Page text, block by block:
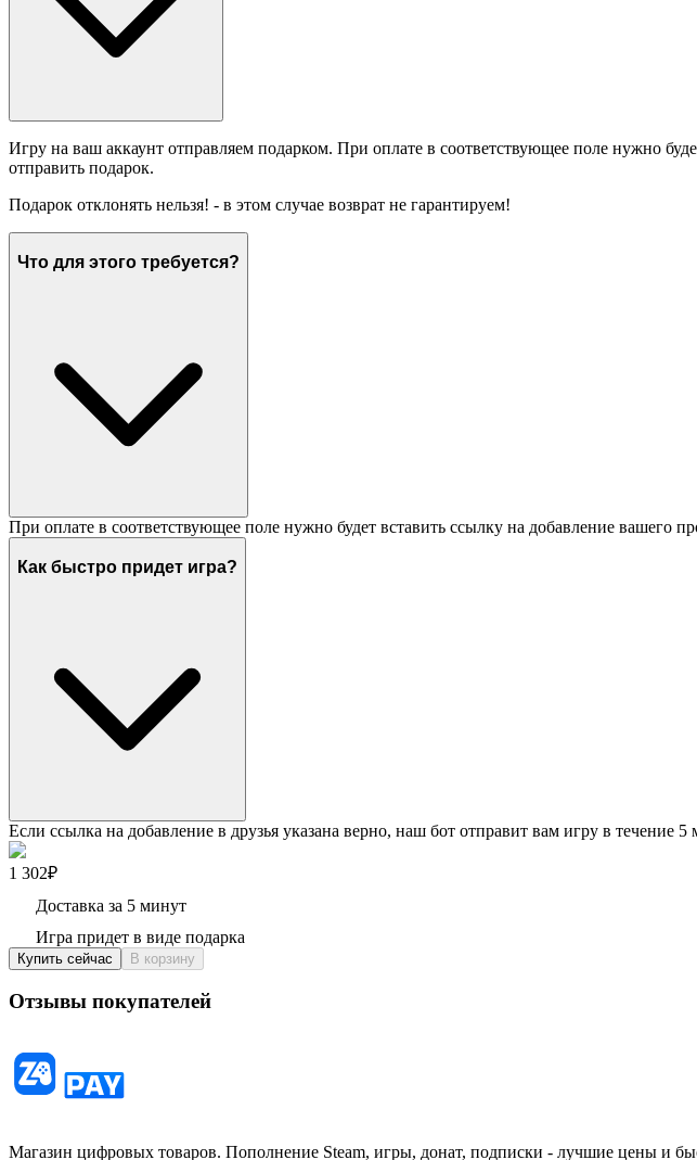
Игру на ваш аккаунт отправляем подарком. При оплате в соответствующее поле нужно
отправить подарок.
Подарок отклонять нельзя! - в этом случае возврат не гарантируем!
Что для этого требуется?
При оплате в соответствующее поле нужно будет вставить ссылку на добавление вашего
Как быстро придет игра?
Если ссылка на добавление в друзья указана верно, наш бот отправит вам игру в течение 5
1 302₽
Доставка за 5 минут
Игра придет в виде подарка
Купить сейчас В корзину
Отзывы покупателей
Магазин цифровых товаров. Пополнение Steam, игры, донат, подписки - лучшие цены и